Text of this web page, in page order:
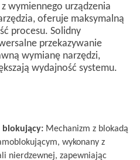
z wymiennego urządzenia
oferuje maksymalną
procesu. Solidny
przekazywanie
wymianę narzędzi,
wydajność systemu.
blokujący​: Mechanizm z blokadą
wykonany z
nierdzewnej, zapewniając